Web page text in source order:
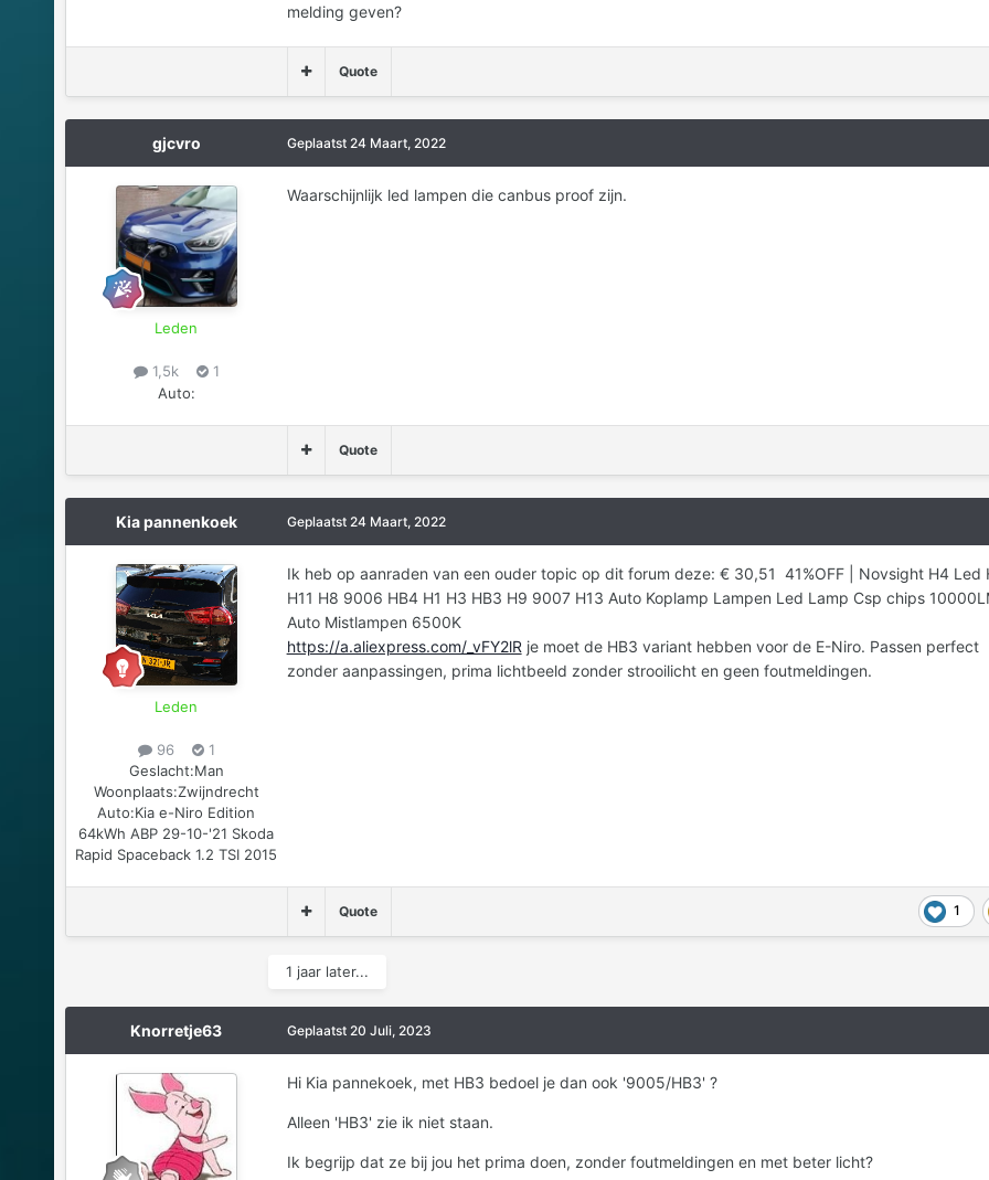
melding geven?
Quote
gjcvro
Leden
1,5k
1
Auto:
Geplaatst 24 Maart, 2022
Waarschijnlijk led lampen die canbus proof zijn.
Quote
Kia pannenkoek
Leden
96
1
Geslacht:Man
Woonplaats:Zwijndrecht
Auto:Kia e-Niro Edition
64kWh ABP 29-10-'21 Skoda
Rapid Spaceback 1.2 TSI 2015
Geplaatst 24 Maart, 2022
Ik heb op aanraden van een ouder topic op dit forum deze: € 30,51 41%OFF | Novsight H4 Led
H11 H8 9006 HB4 H1 H3 HB3 H9 9007 H13 Auto Koplamp Lampen Led Lamp Csp chips
Auto Mistlampen 6500K
https://a.aliexpress.com/_vFY2lR je moet de HB3 variant hebben voor de E-Niro. Passen perfect
zonder aanpassingen, prima lichtbeeld zonder strooilicht en geen foutmeldingen.
1
Quote
1 jaar later...
Knorretje63 Geplaatst 20 Juli, 2023
Hi Kia pannekoek, met HB3 bedoel je dan ook '9005/HB3' ?
Alleen 'HB3' zie ik niet staan.
Ik begrijp dat ze bij jou het prima doen, zonder foutmeldingen en met beter licht?